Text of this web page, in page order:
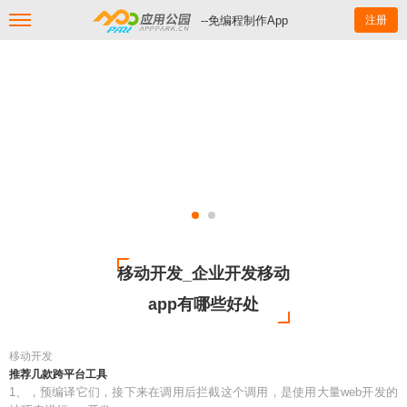
--免编程制作App 注册
移动开发_企业开发移动
app有哪些好处
移动开发
推荐几款跨平台工具
1、，预编译它们，接下来在调用后拦截这个调用，是使用大量web开发的